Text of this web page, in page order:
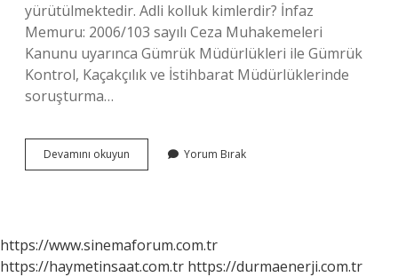
yürütülmektedir. Adli kolluk kimlerdir? İnfaz
Memuru: 2006/103 sayılı Ceza Muhakemeleri
Kanunu uyarınca Gümrük Müdürlükleri ile Gümrük
Kontrol, Kaçakçılık ve İstihbarat Müdürlüklerinde
soruşturma…
Devamını okuyun
Kolluk
Yorum Bırak
https://www.sinemaforum.com.tr
https://haymetinsaat.com.tr https://durmaenerji.com.tr